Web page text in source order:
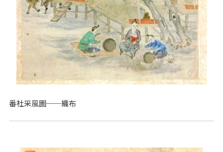
番社采風圖──織布